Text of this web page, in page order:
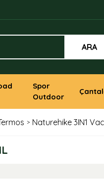
ARA
Spor
Outdoor
Naturehike 3IN1